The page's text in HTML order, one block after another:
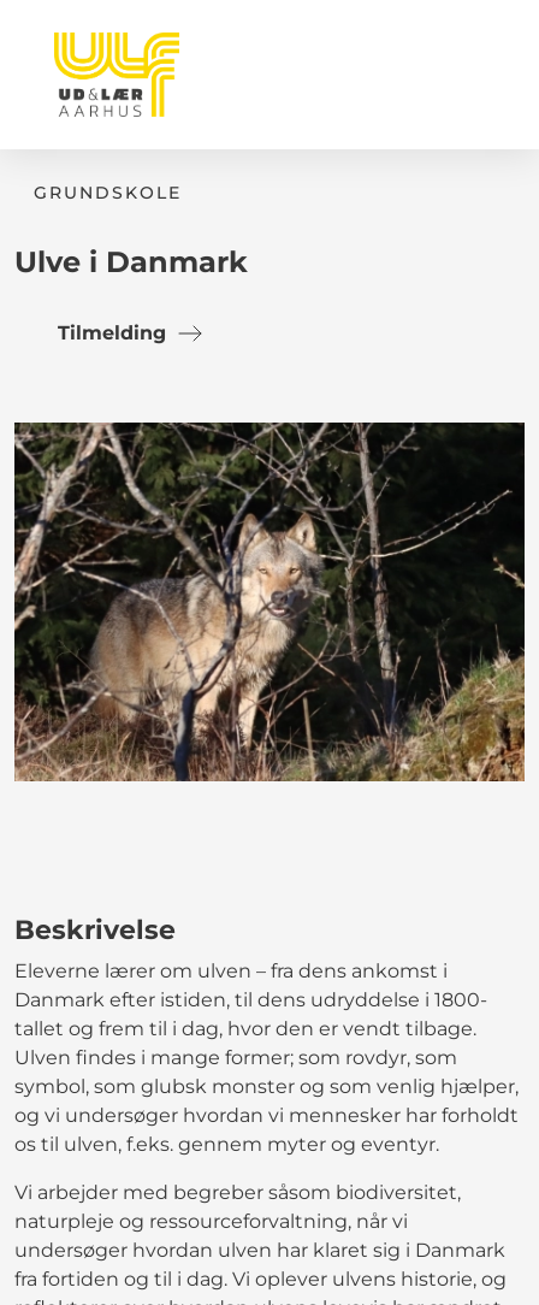
GRUNDSKOLE
Ulve i Danmark
Tilmelding
Beskrivelse
Eleverne lærer om ulven – fra dens ankomst i
Danmark efter istiden, til dens udryddelse i 1800-
tallet og frem til i dag, hvor den er vendt tilbage.
Ulven findes i mange former; som rovdyr, som
symbol, som glubsk monster og som venlig hjælper,
og vi undersøger hvordan vi mennesker har forholdt
os til ulven, f.eks. gennem myter og eventyr.
Vi arbejder med begreber såsom biodiversitet,
naturpleje og ressourceforvaltning, når vi
undersøger hvordan ulven har klaret sig i Danmark
fra fortiden og til i dag. Vi oplever ulvens historie, og